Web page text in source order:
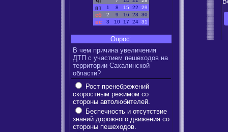
пт 1 8 15 22 29
сб 2 9 16 23 30
вс 3 10 17 24 31
Опрос:
В чем причина увеличения
ДТП с участием пешеходов на
территории Сахалинской
области?
Рост пренебрежений
скоростным режимом со
стороны автолюбителей.
Беспечность и отсутствие
знаний дорожного движения со
стороны пешеходов.